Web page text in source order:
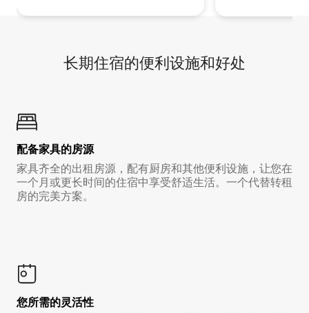
长期住宿的便利设施和好处
配备家具的房源
家具齐全的出租房源，配有厨房和其他便利设施，让您在
一个月或更长时间的住宿中享受舒适生活。一个代替转租
房的完美方案。
您所需的灵活性